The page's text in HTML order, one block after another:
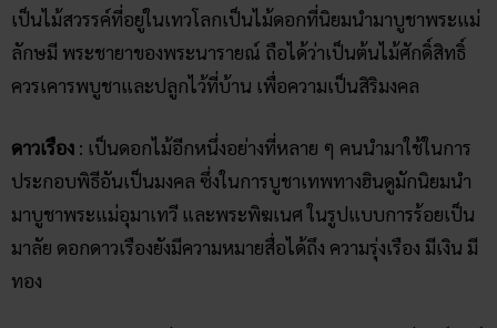
เป็นไม้สวรรค์ที่อยู่ในเทวโลกเป็นไม้ดอกที่นิยมนำมาบูชาพระแม่
ลักษมี พระชายาของพระนารายณ์ ถือได้ว่าเป็นต้นไม้ศักดิ์สิทธิ์
ควรเคารพบูชาและปลูกไว้ที่บ้าน เพื่อความเป็นสิริมงคล
ดาวเรือง : เป็นดอกไม้อีกหนึ่งอย่างที่หลาย ๆ คนนำมาใช้ในการ
ประกอบพิธีอันเป็นมงคล ซึ่งในการบูชาเทพทางฮินดูมักนิยมนำ
มาบูชาพระแม่อุมาเทวี และพระพิฆเนศ ในรูปแบบการร้อยเป็น
มาลัย ดอกดาวเรืองยังมีความหมายสื่อได้ถึง ความรุ่งเรือง มีเงิน มี
ทอง